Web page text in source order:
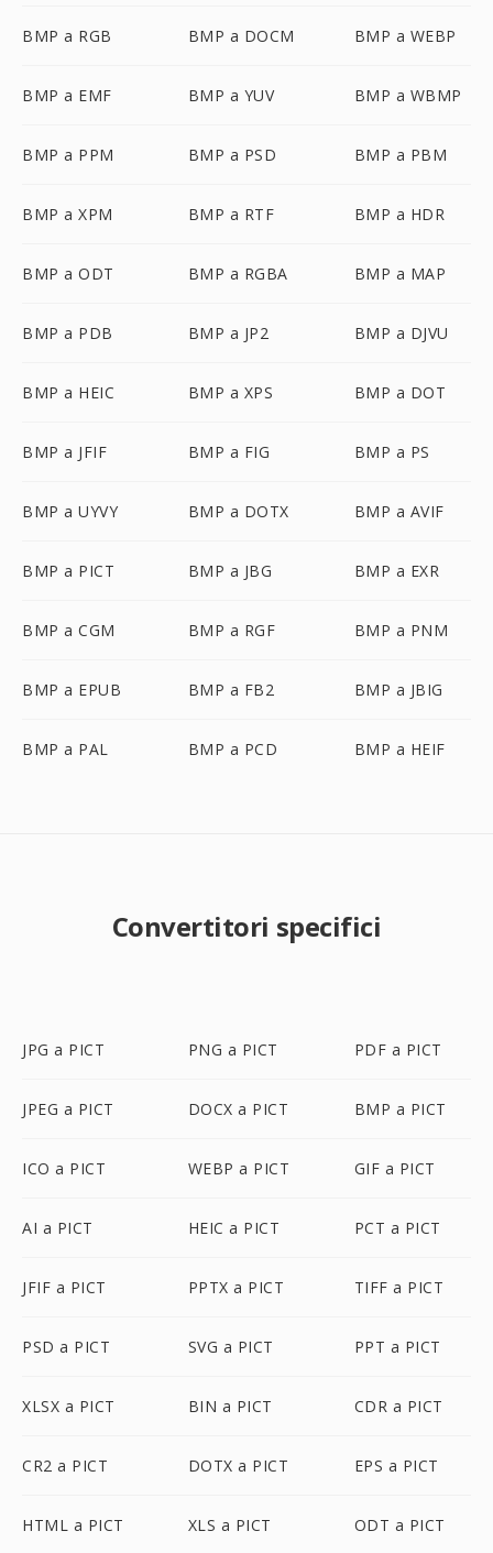
BMP a RGB BMP a DOCM BMP a WEBP
BMP a EMF BMP a YUV BMP a WBMP
BMP a PPM BMP a PSD BMP a PBM
BMP a XPM BMP a RTF BMP a HDR
BMP a ODT BMP a RGBA BMP a MAP
BMP a PDB BMP a JP2 BMP a DJVU
BMP a HEIC BMP a XPS BMP a DOT
BMP a JFIF BMP a FIG BMP a PS
BMP a UYVY BMP a DOTX BMP a AVIF
BMP a PICT BMP a JBG BMP a EXR
BMP a CGM BMP a RGF BMP a PNM
BMP a EPUB BMP a FB2 BMP a JBIG
BMP a PAL BMP a PCD BMP a HEIF
Convertitori specifici
JPG a PICT PNG a PICT PDF a PICT
JPEG a PICT DOCX a PICT BMP a PICT
ICO a PICT WEBP a PICT GIF a PICT
AI a PICT HEIC a PICT PCT a PICT
JFIF a PICT PPTX a PICT TIFF a PICT
PSD a PICT SVG a PICT PPT a PICT
XLSX a PICT BIN a PICT CDR a PICT
CR2 a PICT DOTX a PICT EPS a PICT
HTML a PICT XLS a PICT ODT a PICT